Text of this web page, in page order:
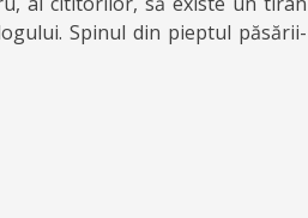
Spinul din pieptul păsării-